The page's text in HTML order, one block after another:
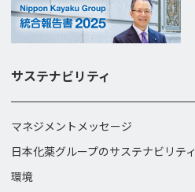
サステナビリティ
マネジメントメッセージ
日本化薬グループのサステナビリティ
環境